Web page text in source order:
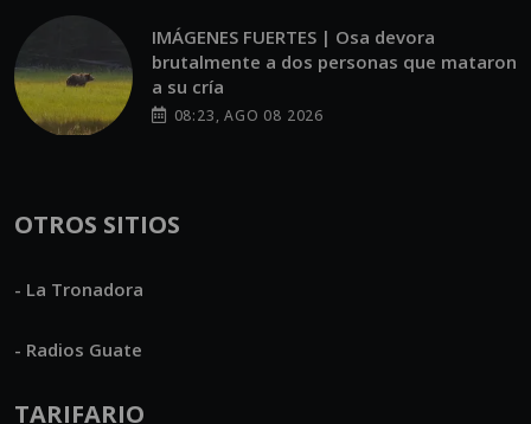
IMÁGENES FUERTES | Osa devora
brutalmente a dos personas que mataron
a su cría
08:23, AGO 08 2026
OTROS SITIOS
- La Tronadora
- Radios Guate
TARIFARIO